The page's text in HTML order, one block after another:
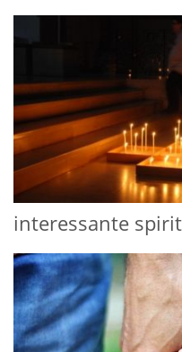
interessante